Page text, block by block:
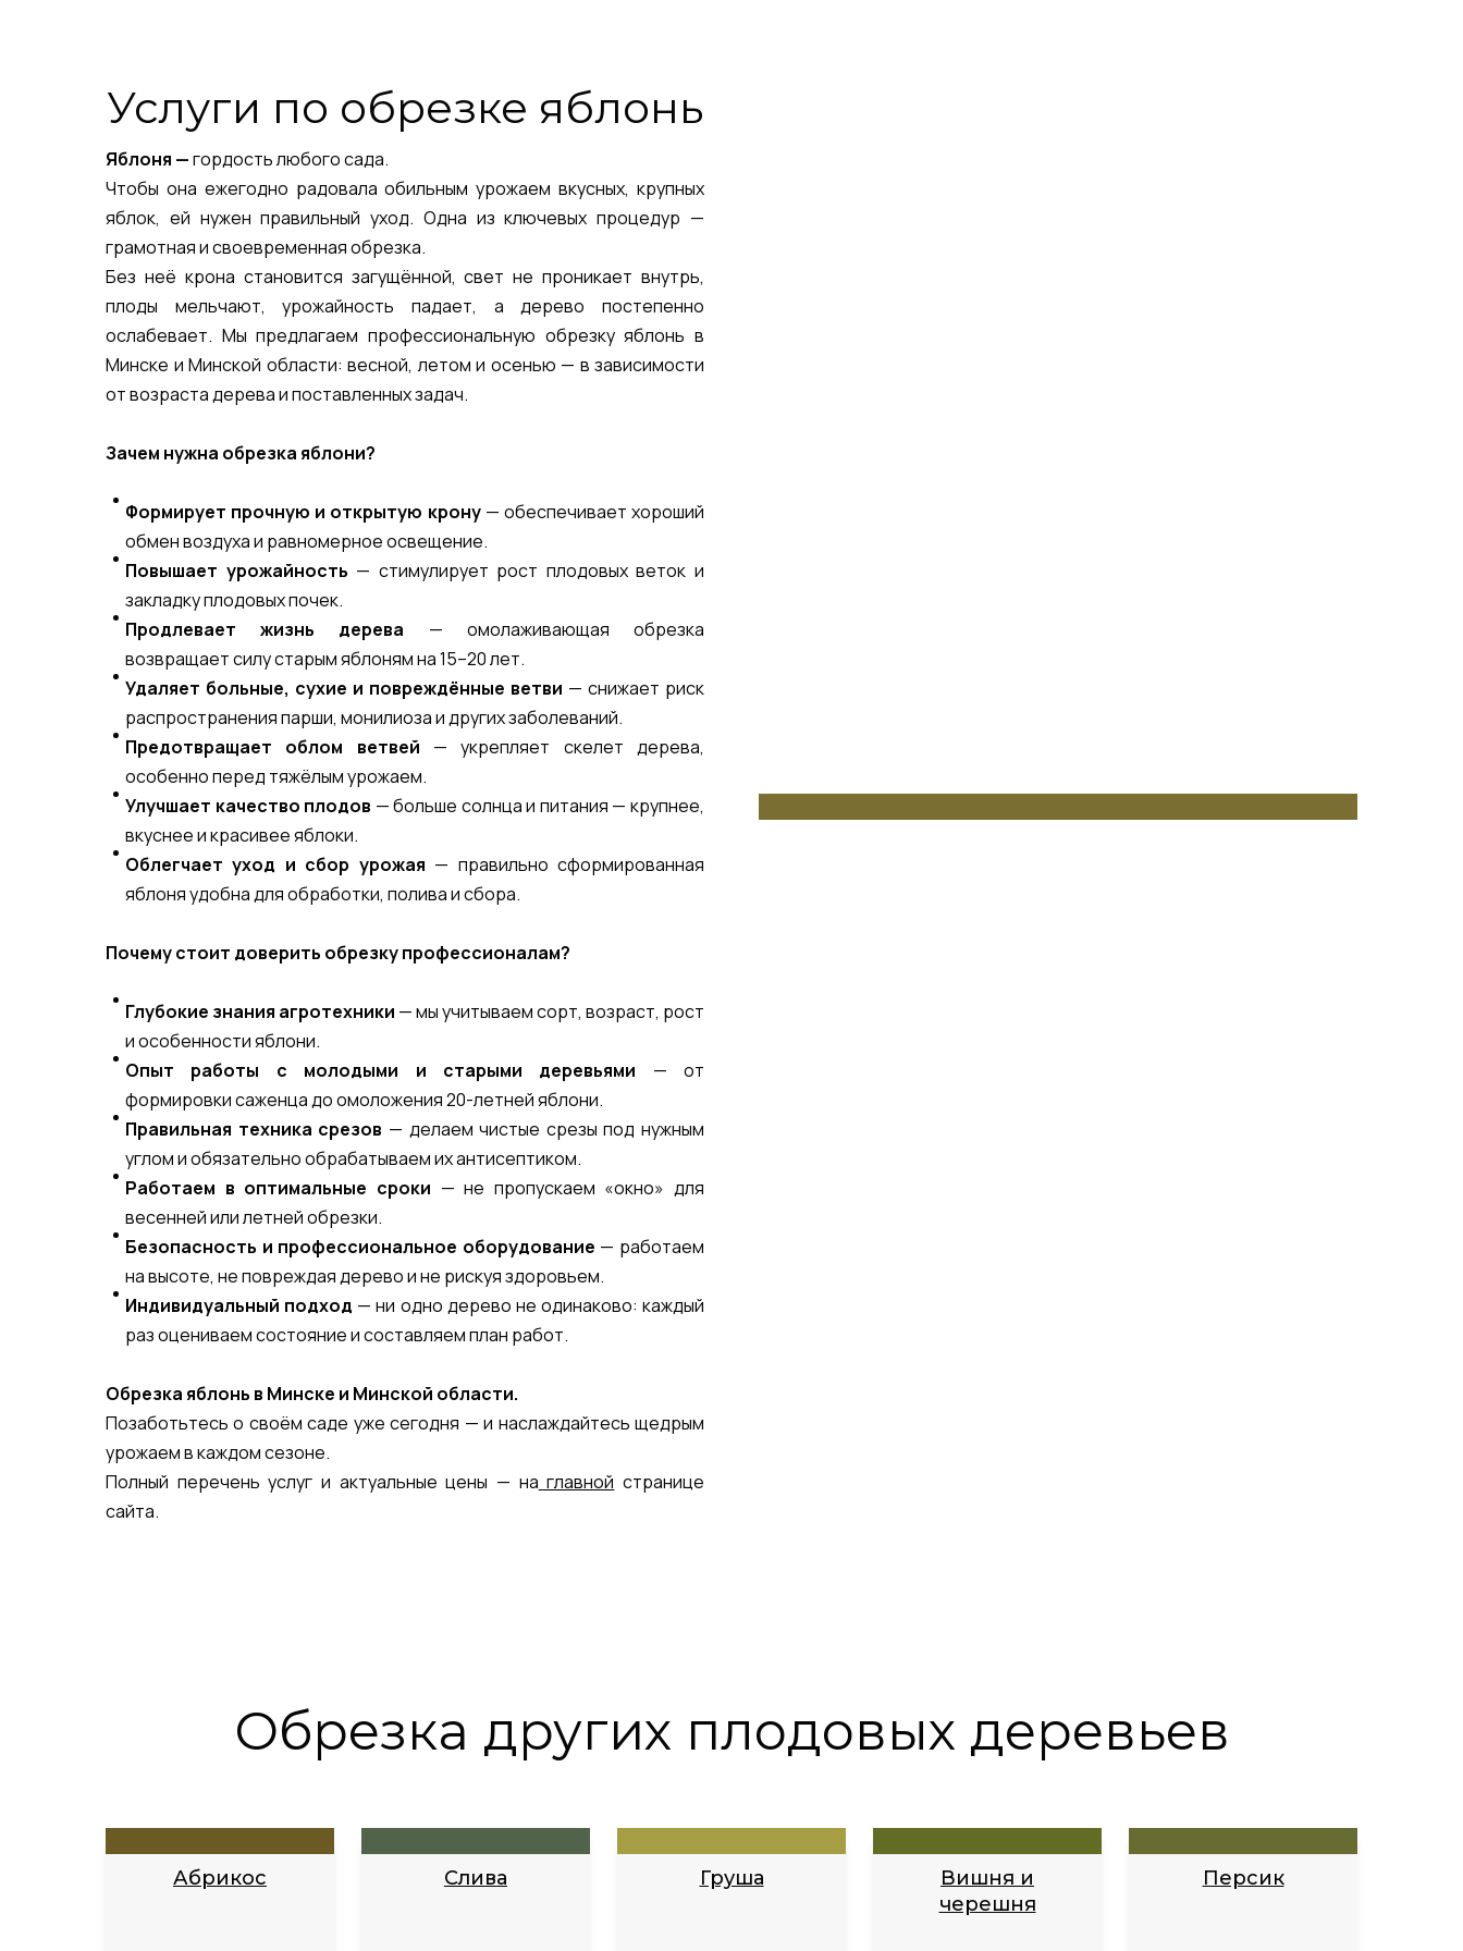
Услуги по обрезке яблонь
Яблоня —гордость любого сада.
Чтобы она ежегодно радовала обильным урожаем вкусных, крупных
яблок, ей нужен правильный уход. Одна из ключевых процедур —
грамотная и своевременная обрезка.
Без неё крона становится загущённой, свет не проникает внутрь,
плоды мельчают, урожайность падает, а дерево постепенно
ослабевает. Мы предлагаем профессиональную обрезку яблонь в
Минске и Минской области: весной, летом и осенью — в зависимости
от возраста дерева и поставленных задач.
Зачем нужна обрезка яблони?
Формирует прочную и открытую крону— обеспечивает хороший
обмен воздуха и равномерное освещение.
Повышает урожайность — стимулирует рост плодовых веток и
закладку плодовых почек.
Продлевает жизнь дерева — омолаживающая обрезка
возвращает силу старым яблоням на 15–20 лет.
Удаляет больные, сухие и повреждённые ветви — снижает риск
распространения парши, монилиоза и других заболеваний.
Предотвращает облом ветвей — укрепляет скелет дерева,
особенно перед тяжёлым урожаем.
Улучшает качество плодов — больше солнца и питания — крупнее,
вкуснее и красивее яблоки.
Облегчает уход и сбор урожая — правильно сформированная
яблоня удобна для обработки, полива и сбора.
Почему стоит доверить обрезку профессионалам?
Глубокие знания агротехники — мы учитываем сорт, возраст, рост
и особенности яблони.
Опыт работы с молодыми и старыми деревьями — от
формировки саженца до омоложения 20-летней яблони.
Правильная техника срезов — делаем чистые срезы под нужным
углом и обязательно обрабатываем их антисептиком.
Работаем в оптимальные сроки — не пропускаем «окно» для
весенней или летней обрезки.
Безопасность и профессиональное оборудование — работаем
на высоте, не повреждая дерево и не рискуя здоровьем.
Индивидуальный подход — ни одно дерево не одинаково: каждый
раз оцениваем состояние и составляем план работ.
Обрезка яблонь в Минске и Минской области.
Позаботьтесь о своём саде уже сегодня — и наслаждайтесь щедрым
урожаем в каждом сезоне.
Полный перечень услуг и актуальные цены — на главной странице
сайта.
Обрезка других плодовых деревьев
Абрикос Слива Груша
Вишня и
черешня
Персик